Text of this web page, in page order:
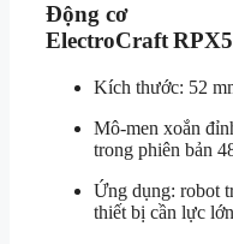
Động cơ
ElectroCraft
Kích thước: 52
Mô-men xoắn
trong phiên bản
Ứng dụng: robot
thiết bị cần lực